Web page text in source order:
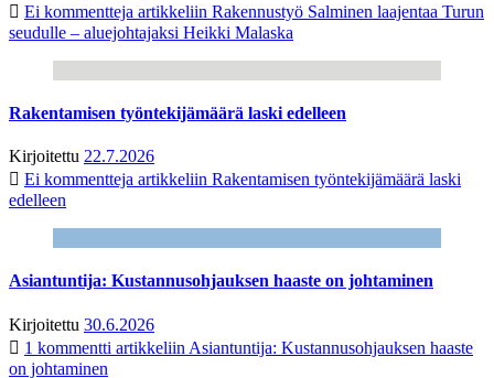
Ei kommentteja artikkeliin Rakennustyö Salminen laajentaa Turun
seudulle – aluejohtajaksi Heikki Malaska
Rakentamisen työntekijämäärä laski edelleen
Kirjoitettu 22.7.2026
Ei kommentteja artikkeliin Rakentamisen työntekijämäärä laski
edelleen
Asiantuntija: Kustannusohjauksen haaste on johtaminen
Kirjoitettu 30.6.2026
1 kommentti artikkeliin Asiantuntija: Kustannusohjauksen haaste
on johtaminen